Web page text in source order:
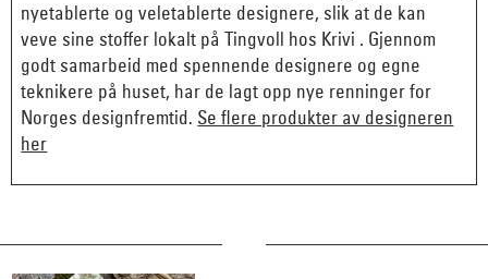
nyetablerte og veletablerte designere, slik at de kan
veve sine stoffer lokalt på Tingvoll hos Krivi . Gjennom
godt samarbeid med spennende designere og egne
teknikere på huset, har de lagt opp nye renninger for
Norges designfremtid. Se flere produkter av designeren
her